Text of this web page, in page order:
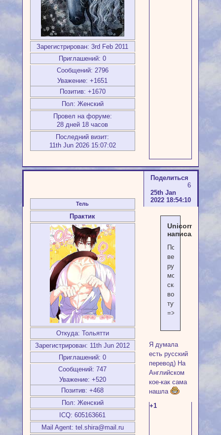
Зарегистрирован: 3rd Feb 2011
Приглашений: 0
Сообщений: 2796
Уважение: +1651
Позитив: +1670
Пол: Женский
Провел на форуме:
28 дней 18 часов
Последний визит:
11th Jun 2026 15:07:02
Поделиться
6
25th Jan
2022 18:54:10
Тель
Практик
Откуда: Тольятти
Зарегистрирован: 11th Jun 2012
Приглашений: 0
Сообщений: 747
Уважение: +520
Позитив: +468
Пол: Женский
ICQ: 605163661
Mail Agent: tel.shira@mail.ru
Unicorn
написал(а):
Полную
версию
руководства
можно
скачать
вот
тут
=>
Я думала
есть русский
перевод) На
Английском
кое-как сама
нашла
+1